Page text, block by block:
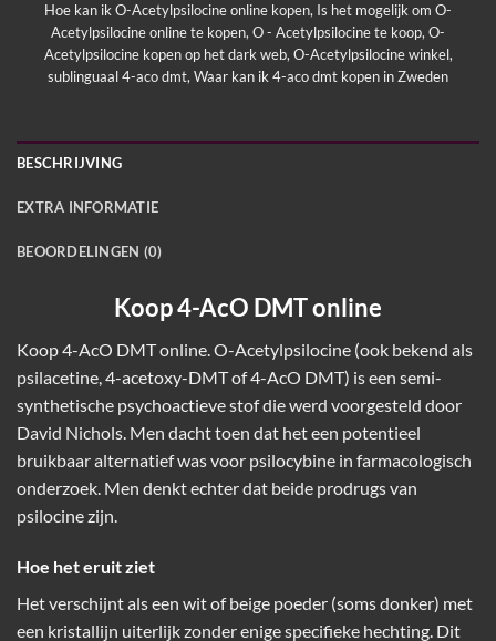
Hoe kan ik O-Acetylpsilocine online kopen, Is het mogelijk om O-
Acetylpsilocine online te kopen,O - Acetylpsilocine te koop,O-
Acetylpsilocine kopen op het dark web,O-Acetylpsilocine winkel,
sublinguaal 4-aco dmt,Waar kan ik 4-aco dmt kopen in Zweden
BESCHRIJVING
EXTRA INFORMATIE
BEOORDELINGEN (0)
Koop 4-AcO DMT online
Koop 4-AcO DMT online. O-Acetylpsilocine (ook bekend als
psilacetine, 4-acetoxy-DMT of 4-AcO DMT) is een semi-
synthetische psychoactieve stof die werd voorgesteld door
David Nichols. Men dacht toen dat het een potentieel
bruikbaar alternatief was voor psilocybine in farmacologisch
onderzoek. Men denkt echter dat beide prodrugs van
psilocine zijn.
Hoe het eruit ziet
Het verschijnt als een wit of beige poeder (soms donker) met
een kristallijn uiterlijk zonder enige specifieke hechting. Dit